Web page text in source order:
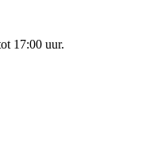
17:00 uur.